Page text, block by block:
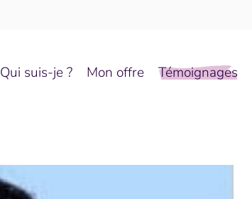
Qui suis-je ? Mon offre Témoignages